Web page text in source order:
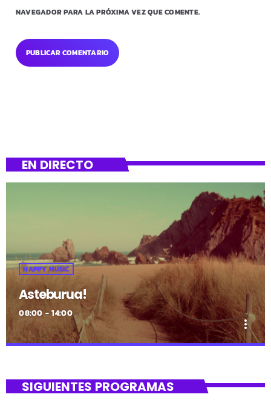
NAVEGADOR PARA LA PRÓXIMA VEZ QUE COMENTE.
EN DIRECTO
HAPPY MUSIC
Asteburua!
08:00 - 14:00
more_vert
¡Es fin de semana!
SIGUIENTES PROGRAMAS